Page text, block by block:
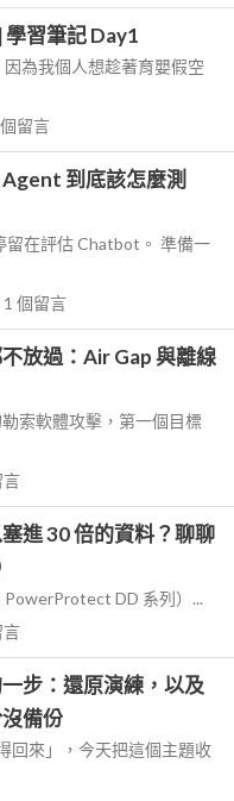
習筆記 Day1
為我個人想趁著育嬰假空
個留言
到底該怎麼測
在評估 Chatbot。 準備一
1 個留言
放過：Air Gap 與離線
索軟體攻擊，第一個目標
言
進 30 倍的資料？聊聊
DD 系列）...
言
步：還原演練，以及
備份
回來」，今天把這個主題收